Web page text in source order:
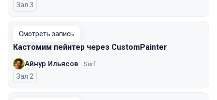
Зал 3
Смотреть запись
Кастомим пейнтер через CustomPainter
Айнур Ильясов Surf
Зал 2